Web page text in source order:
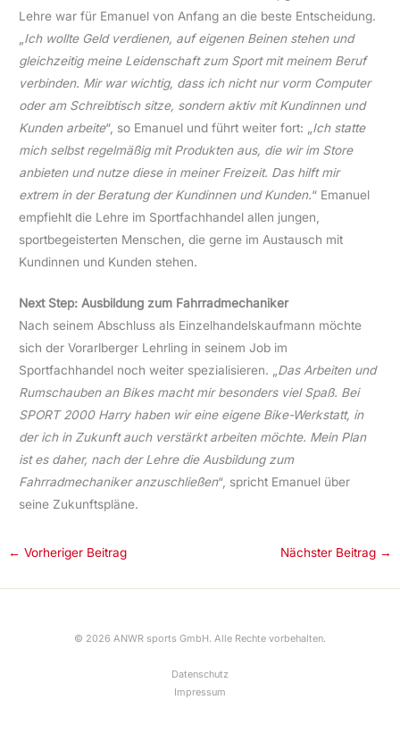
Lehre war für Emanuel von Anfang an die beste Entscheidung.
Ich wollte Geld verdienen, auf eigenen Beinen stehen und
gleichzeitig meine Leidenschaft zum Sport mit meinem Beruf
verbinden. Mir war wichtig, dass ich nicht nur vorm Computer
oder am Schreibtisch sitze, sondern aktiv mit Kundinnen und
Kunden arbeite“, so Emanuel und führt weiter fort: „ Ich statte
mich selbst regelmäßig mit Produkten aus, die wir im Store
anbieten und nutze diese in meiner Freizeit. Das hilft mir
extrem in der Beratung der Kundinnen und Kunden.“ Emanuel
empfiehlt die Lehre im Sportfachhandel allen jungen,
sportbegeisterten Menschen, die gerne im Austausch mit
Kundinnen und Kunden stehen.
Next Step: Ausbildung zum Fahrradmechaniker
Nach seinem Abschluss als Einzelhandelskaufmann möchte
sich der Vorarlberger Lehrling in seinem Job im
Sportfachhandel noch weiter spezialisieren. „Das Arbeiten und
Rumschauben an Bikes macht mir besonders viel Spaß. Bei
SPORT 2000 Harry haben wir eine eigene Bike-Werkstatt, in
der ich in Zukunft auch verstärkt arbeiten möchte. Mein Plan
ist es daher, nach der Lehre die Ausbildung zum
Fahrradmechaniker anzuschließen“, spricht Emanuel über
seine Zukunftspläne.
← Vorheriger Beitrag Nächster Beitrag →
© 2026 ANWR sports GmbH. Alle Rechte vorbehalten.
Datenschutz
Impressum